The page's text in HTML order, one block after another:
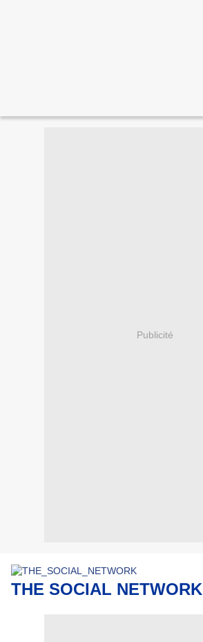
Publicité
THE SOCIAL NETWORK